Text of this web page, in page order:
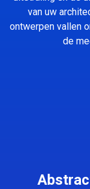
van uw
ontwerpen vallen
de